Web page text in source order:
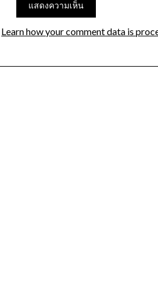
Learn how your comment data is